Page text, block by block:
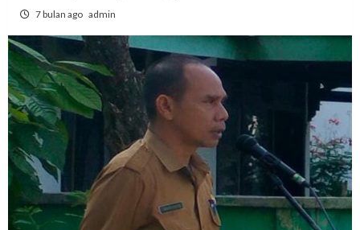
7 bulan ago admin